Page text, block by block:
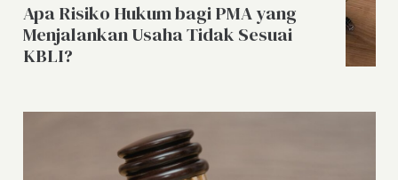
Apa Risiko Hukum bagi PMA yang
Menjalankan Usaha Tidak Sesuai
KBLI?